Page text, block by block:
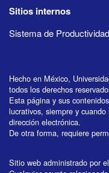
Sitios internos
Sistema de
Hecho en México,
todos los derechos
Esta página y sus
lucrativos, siempre y
dirección electrónica.
De otra forma, requiere
Sitio web administrado por